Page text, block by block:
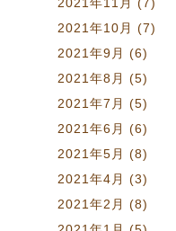
2021年10月 (7)
2021年9月 (6)
2021年8月 (5)
2021年7月 (5)
2021年6月 (6)
2021年5月 (8)
2021年4月 (3)
2021年2月 (8)